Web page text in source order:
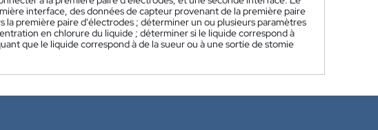
interface, des données de capteur provenant de la première paire
première paire d'électrodes ; déterminer un ou plusieurs paramètres
en chlorure du liquide ; déterminer si le liquide correspond à
que le liquide correspond à de la sueur ou à une sortie de stomie